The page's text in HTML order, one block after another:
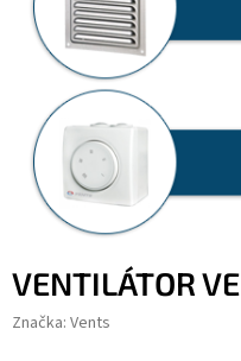
VENTILÁTOR
Značka: Vents